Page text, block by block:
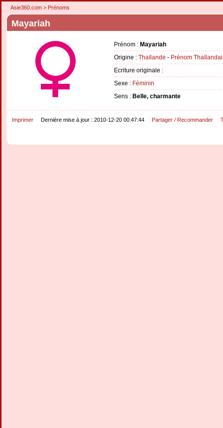
Asie360.com > Prénoms
Mayariah
Prénom : Mayariah
Origine : Thaïlande - Prénom
Ecriture originale :
Sexe : Féminin
Sens : Belle, charmante
Imprimer Dernière mise à jour : 2010-12-20 00:47:44 Partager / Recommander